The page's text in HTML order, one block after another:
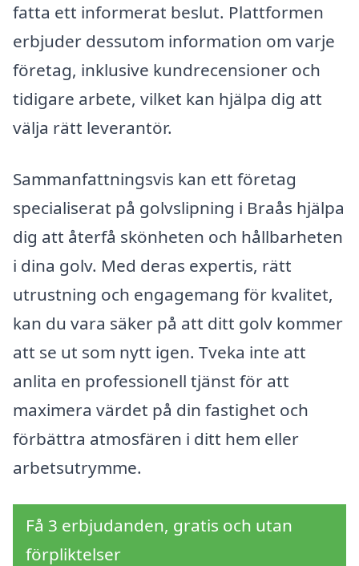
fatta ett informerat beslut. Plattformen
erbjuder dessutom information om varje
företag, inklusive kundrecensioner och
tidigare arbete, vilket kan hjälpa dig att
välja rätt leverantör.
Sammanfattningsvis kan ett företag
specialiserat på golvslipning i Braås hjälpa
dig att återfå skönheten och hållbarheten
i dina golv. Med deras expertis, rätt
utrustning och engagemang för kvalitet,
kan du vara säker på att ditt golv kommer
att se ut som nytt igen. Tveka inte att
anlita en professionell tjänst för att
maximera värdet på din fastighet och
förbättra atmosfären i ditt hem eller
arbetsutrymme.
Få 3 erbjudanden, gratis och utan
förpliktelser